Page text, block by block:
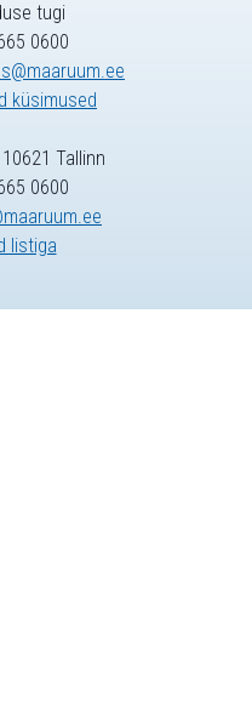
tugi
0600
küsimused
Tallinn
0600
listiga